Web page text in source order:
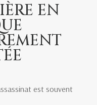
EN
est souvent